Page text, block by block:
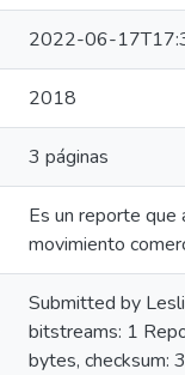
2022-06-
2018
3 páginas
Es un reporte que
movimiento
Submitted by
bitstreams: 1
bytes,